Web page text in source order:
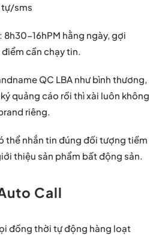
tự/sms
8h30-16hPM hằng ngày, gợi
cần chạy tin.
QC LBA như bình thương,
quảng cáo rồi thì xài luôn không
riêng.
thể nhắn tin đúng đối tượng tiềm
thiệu sản phẩm bất động sản.
Call
đồng thời tự động hàng loạt